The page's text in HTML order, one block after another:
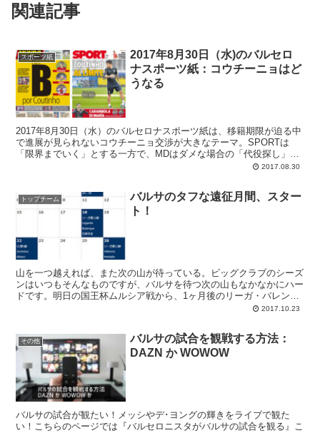
関連記事
スポーツ紙
2017年8月30日（水)のバルセロ
ナスポーツ紙：コウチーニョはど
うなる
2017年8月30日（水）のバルセロナスポーツ紙は、移籍期限が迫る中
で進展が見られないコウチーニョ交渉が大きなテーマ。SPORTは
「限界までいく」とする一方で、MDはダメな場合の「代役探し」を
2017.08.30
トップチーム
バルサのタフな遠征月間、スター
ト！
山を一つ越えれば、また次の山が待っている。ビッグクラブのシーズ
ンはいつもそんなものですが、バルサを待つ次の山もなかなかにハー
ドです。明日の国王杯ムルシア戦から、1ヶ月後のリーガ・バレンシ
ア戦まで、バルベルデチームは7試合のうち6つを相手スタジアムで
2017.10.23
その他
バルサの試合を観戦する方法：
DAZN か WOWOW
バルサの試合が観たい！メッシやデ･ヨングの輝きをライブで観た
い！こちらのページでは『バルセロニスタがバルサの試合を観る』こ